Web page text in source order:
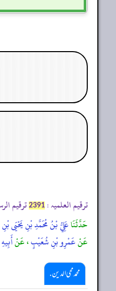
ترقیم العلمیہ : 2391 ترقیم
حَدَّثَنَاعَلِيُّ بْنُ مُحَمَّدِ بْنِ يَحْيَى
عَنْعَمْرِو بْنِ شُعَيْبٍ، عَنْأَبِيهِ
محمد محی الدین .